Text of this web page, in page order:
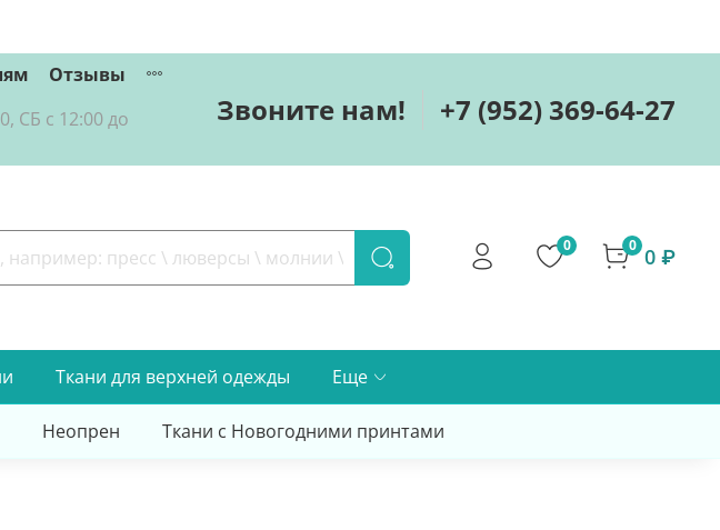
Отзывы
СБ с 12:00 до
Звоните нам! +7 (952) 369-64-27
0 0 0 ₽
Ткани для верхней одежды Еще
Неопрен Ткани с Новогодними принтами